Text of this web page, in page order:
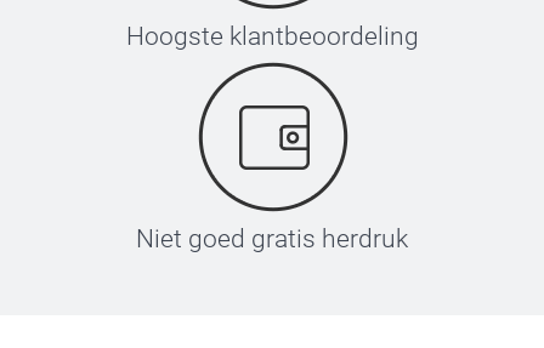
Hoogste klantbeoordeling
Niet goed gratis herdruk